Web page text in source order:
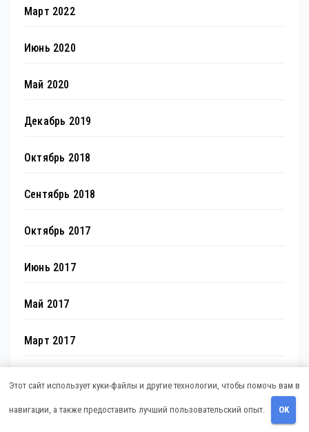
Март 2022
Июнь 2020
Май 2020
Декабрь 2019
Октябрь 2018
Сентябрь 2018
Октябрь 2017
Июнь 2017
Май 2017
Март 2017
Июль 2012
Этот сайт использует куки-файлы и другие технологии, чтобы помочь вам в
навигации, а также предоставить лучший пользовательский опыт. OK